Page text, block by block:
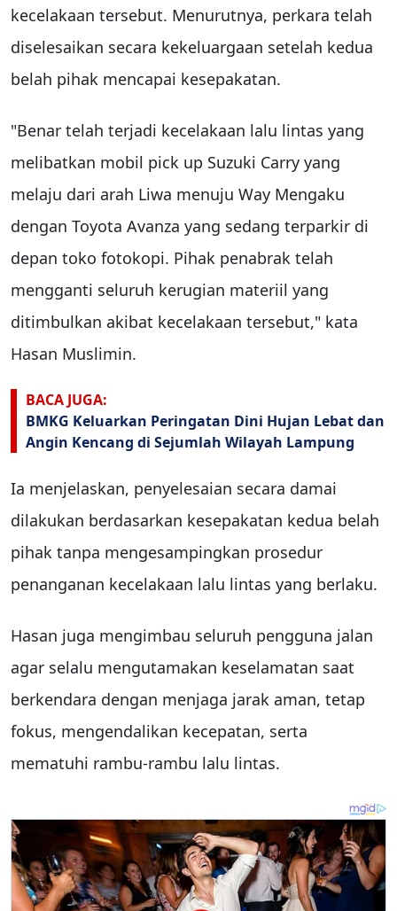
kecelakaan tersebut. Menurutnya, perkara telah
diselesaikan secara kekeluargaan setelah kedua
belah pihak mencapai kesepakatan.
"Benar telah terjadi kecelakaan lalu lintas yang
melibatkan mobil pick up Suzuki Carry yang
melaju dari arah Liwa menuju Way Mengaku
dengan Toyota Avanza yang sedang terparkir di
depan toko fotokopi. Pihak penabrak telah
mengganti seluruh kerugian materiil yang
ditimbulkan akibat kecelakaan tersebut," kata
Hasan Muslimin.
BACA JUGA:
BMKG Keluarkan Peringatan Dini Hujan Lebat dan
Angin Kencang di Sejumlah Wilayah Lampung
Ia menjelaskan, penyelesaian secara damai
dilakukan berdasarkan kesepakatan kedua belah
pihak tanpa mengesampingkan prosedur
penanganan kecelakaan lalu lintas yang berlaku.
Hasan juga mengimbau seluruh pengguna jalan
agar selalu mengutamakan keselamatan saat
berkendara dengan menjaga jarak aman, tetap
fokus, mengendalikan kecepatan, serta
mematuhi rambu-rambu lalu lintas.